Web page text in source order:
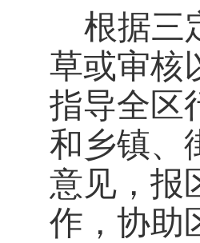
根据三
草或审核
指导全区
和乡镇、
意见，报
作，协助